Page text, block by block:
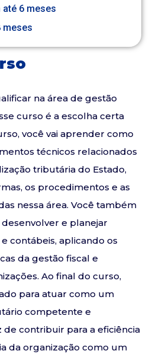
6 meses
meses
na área de gestão
curso é a escolha certa
você vai aprender como
técnicos relacionados
tributária do Estado,
os procedimentos e as
nessa área. Você também
e planejar
contábeis, aplicando os
da gestão fiscal e
Ao final do curso,
para atuar como um
competente e
de contribuir para a eficiência
da organização como um